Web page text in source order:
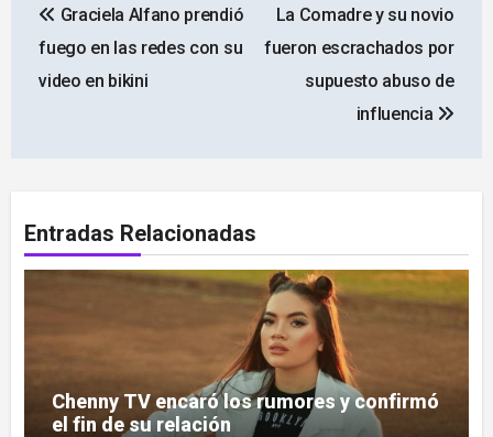
de
entradas
Graciela Alfano prendió
fuego en las redes con su
video en bikini
La Comadre y su novio
fueron escrachados por
supuesto abuso de
influencia
Entradas Relacionadas
Chenny TV encaró los rumores y confirmó
el fin de su relación